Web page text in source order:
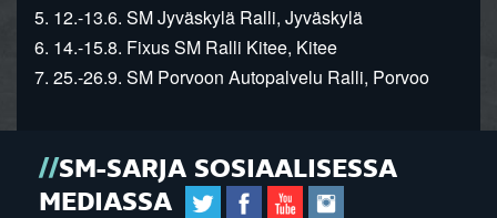
5. 12.-13.6. SM Jyväskylä Ralli, Jyväskylä
6. 14.-15.8. Fixus SM Ralli Kitee, Kitee
7. 25.-26.9. SM Porvoon Autopalvelu Ralli, Porvoo
SM-SARJA SOSIAALISESSA
MEDIASSA